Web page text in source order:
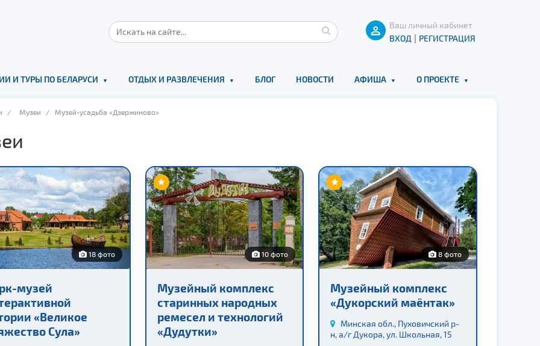
Ваш личный кабинет
ВХОД | РЕГИСТРАЦИЯ
И ТУРЫ ПО БЕЛАРУСИ ОТДЫХ И РАЗВЛЕЧЕНИЯ БЛОГ НОВОСТИ АФИША О ПРОЕКТЕ
/ Музеи / Музей-усадьба «Дзержиново»
18 фото
музей
«Великое
Сула»
10 фото
Музейный комплекс
старинных народных
ремесел и технологий
«Дудутки»
8 фото
Музейный комплекс
«Дукорский маёнтак»
Минская обл., Пуховичский р-
н, а/г Дукора, ул. Школьная, 15